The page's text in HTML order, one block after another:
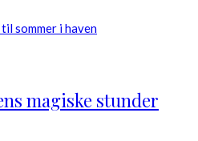
magiske stunder